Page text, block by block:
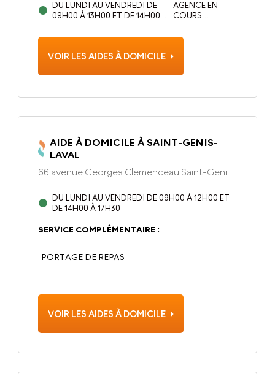
DU LUNDI AU VENDREDI DE
09H00 À 13H00 ET DE 14H00 À
AGENCE EN
COURS
VOIR LES AIDES À DOMICILE
AIDE À DOMICILE À SAINT-GENIS-
LAVAL
66 avenue Georges Clemenceau Saint-Genis-
DU LUNDI AU VENDREDI DE 09H00 À 12H00 ET
DE 14H00 À 17H30
SERVICE COMPLÉMENTAIRE :
PORTAGE DE REPAS
VOIR LES AIDES À DOMICILE